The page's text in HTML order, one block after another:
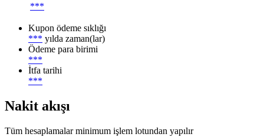
***
Kupon ödeme sıklığı
*** yılda zaman(lar)
Ödeme para birimi
***
İtfa tarihi
***
Nakit akışı
Tüm hesaplamalar minimum işlem lotundan yapılır